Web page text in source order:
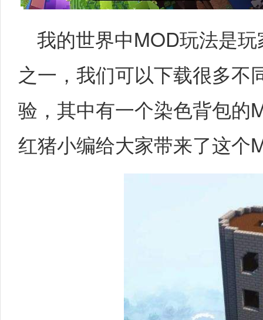
我的世界中MOD玩法是
之一，我们可以下载很多不
验，其中有一个染色背包的
红猪小编给大家带来了这个